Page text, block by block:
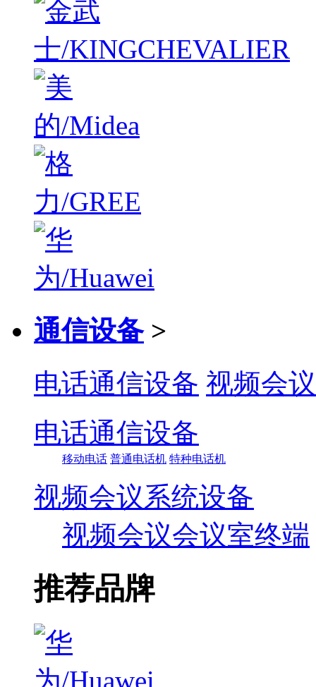
通信设备 >
电话通信设备 视频会
电话通信设备
移动电话 普通电话机 特种电话机
视频会议系统设备
视频会议会议室终端
推荐品牌